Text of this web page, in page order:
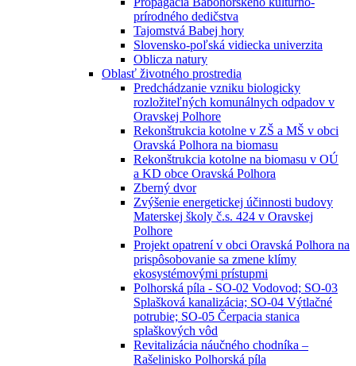
prírodného dedičstva
Tajomstvá Babej hory
Slovensko-poľská vidiecka univerzita
Oblicza natury
Oblasť životného prostredia
Predchádzanie vzniku biologicky
rozložiteľných komunálnych odpadov v
Oravskej Polhore
Rekonštrukcia kotolne v ZŠ a MŠ v obci
Oravská Polhora na biomasu
Rekonštrukcia kotolne na biomasu v OÚ
a KD obce Oravská Polhora
Zberný dvor
Zvýšenie energetickej účinnosti budovy
Materskej školy č.s. 424 v Oravskej
Polhore
Projekt opatrení v obci Oravská Polhora na
prispôsobovanie sa zmene klímy
ekosystémovými prístupmi
Polhorská píla - SO-02 Vodovod; SO-03
Splašková kanalizácia; SO-04 Výtlačné
potrubie; SO-05 Čerpacia stanica
splaškových vôd
Revitalizácia náučného chodníka –
Rašelinisko Polhorská píla